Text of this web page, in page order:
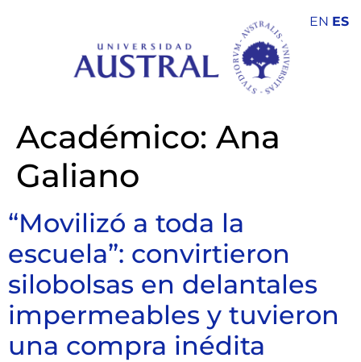
Académico: Ana
Galiano
“Movilizó a toda la
escuela”: convirtieron
silobolsas en delantales
impermeables y tuvieron
una compra inédita
EN ES